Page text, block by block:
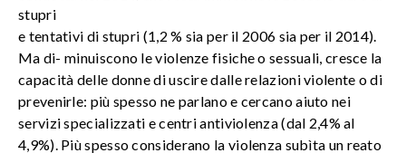
stupri
e tentativi di stupri (1,2 % sia per il 2006 sia per il 2014).
Ma di- minuiscono le violenze fisiche o sessuali, cresce la
capacità delle donne di uscire dalle relazioni violente o di
prevenirle: più spesso ne parlano e cercano aiuto nei
servizi specializzati e centri antiviolenza (dal 2,4% al
4,9%). Più spesso considerano la violenza subìta un reato